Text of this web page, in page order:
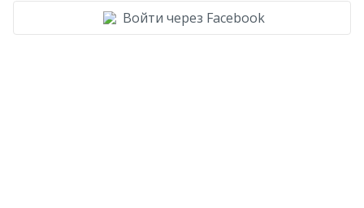
Войти через Facebook